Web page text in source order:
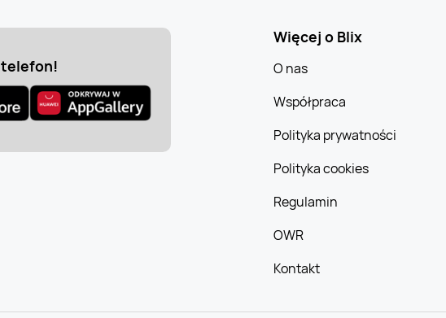
telefon!
Więcej o Blix
O nas
Współpraca
Polityka prywatności
Polityka cookies
Regulamin
OWR
Kontakt